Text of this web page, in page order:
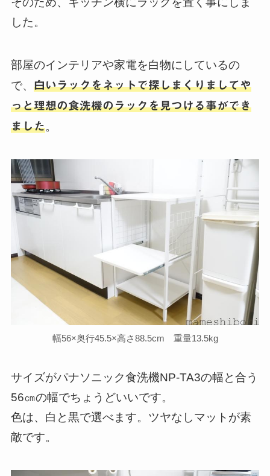
した。
部屋のインテリアや家電を白物にしているの
で、 白いラックをネットで探しまくりましてや
っと理想の食洗機のラックを見つける事ができ
ました。
幅56×奥行45.5×高さ88.5cm 重量13.5kg
サイズがパナソニック食洗機NP-TA3の幅と合う
56㎝の幅でちょうどいいです。
色は、白と黒で選べます。ツヤなしマットが素
敵です。